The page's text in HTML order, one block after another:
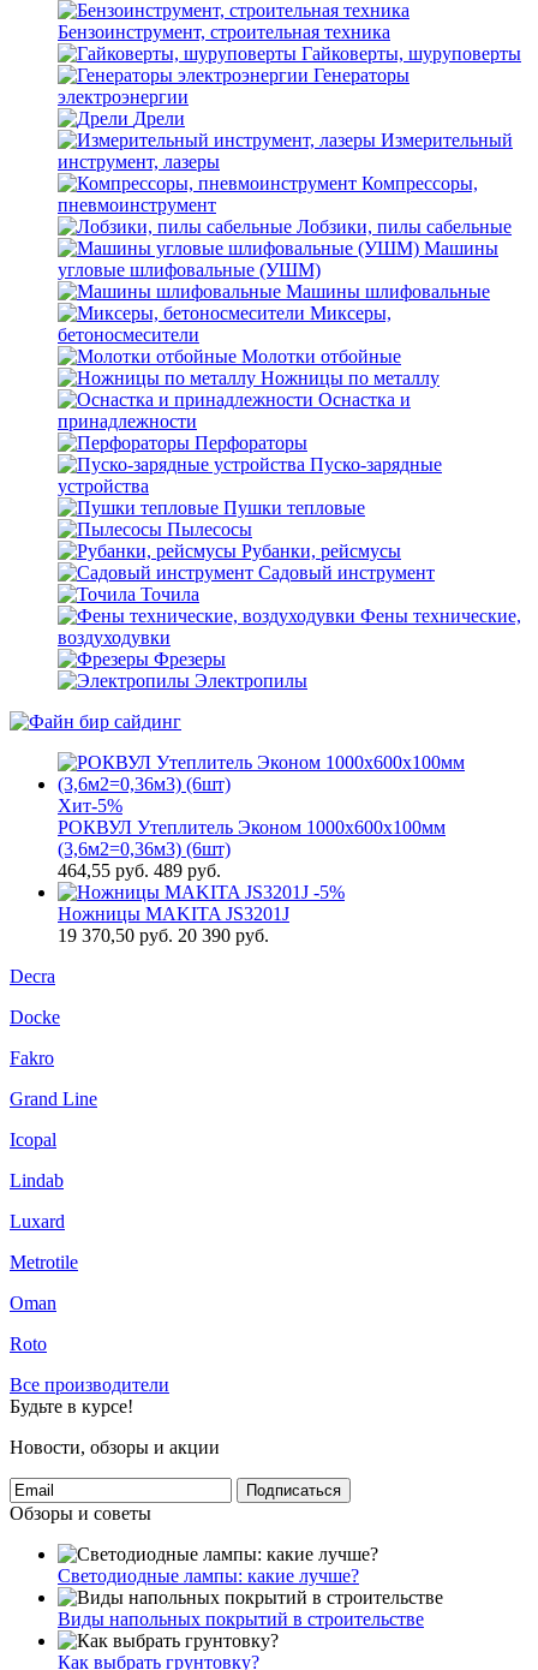
Бензоинструмент, строительная техника
Гайковерты, шуруповерты
Генераторы
электроэнергии
Дрели
Измерительный
инструмент, лазеры
Компрессоры,
пневмоинструмент
Лобзики, пилы сабельные
Машины
угловые шлифовальные (УШМ)
Машины шлифовальные
Миксеры,
бетоносмесители
Молотки отбойные
Ножницы по металлу
Оснастка и
принадлежности
Перфораторы
Пуско-зарядные
устройства
Пушки тепловые
Пылесосы
Рубанки, рейсмусы
Садовый инструмент
Точила
Фены технические,
воздуходувки
Фрезеры
Электропилы
Хит-5%
РОКВУЛ Утеплитель Эконом 1000х600х100мм
(3,6м2=0,36м3) (6шт)
464,55 руб. 489 руб.
-5%
Ножницы MAKITA JS3201J
19 370,50 руб. 20 390 руб.
Decra
Docke
Fakro
Grand Line
Icopal
Lindab
Luxard
Metrotile
Oman
Roto
Все производители
Будьте в курсе!
Новости, обзоры и акции
Подписаться
Обзоры и советы
Светодиодные лампы: какие лучше?
Виды напольных покрытий в строительстве
Как выбрать грунтовку?